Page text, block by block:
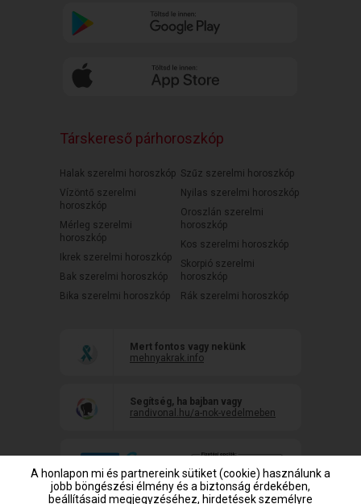
Társkereső párhoroszkóp
Halak szerelmi horoszkóp
Vízöntő szerelmi
horoszkóp
Mérleg szerelmi
horoszkóp
Ikrek szerelmi horoszkóp
Bak szerelmi horoszkóp
Bika szerelmi horoszkóp
Szűz szerelmi horoszkóp
Nyilas szerelmi horoszkóp
Oroszlán szerelmi
horoszkóp
Kos szerelmi horoszkóp
Skorpió szerelmi
horoszkóp
Rák szerelmi horoszkóp
Mert fontos vagy nekünk
mehnyakrak.info
Segítség, ha bajban vagy
randivonal.hu/a-nok-vedelmeben
A honlapon mi és partnereink sütiket (cookie) használunk a
jobb böngészési élmény és a biztonság érdekében,
beállításaid megjegyzéséhez, hirdetések személyre